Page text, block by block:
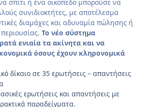
σπίτι ή ένα οικόπεδο μπορούσε να
συνιδιοκτήτες, με αποτέλεσμα
διαμάχες και αδυναμία πώλησης ή
Το νέο σύστημα
ενιαία τα ακίνητα και να
όσους έχουν κληρονομικά
δίκαιο σε 35 ερωτήσεις – απαντήσεις
ερωτήσεις και απαντήσεις με
παραδείγματα.